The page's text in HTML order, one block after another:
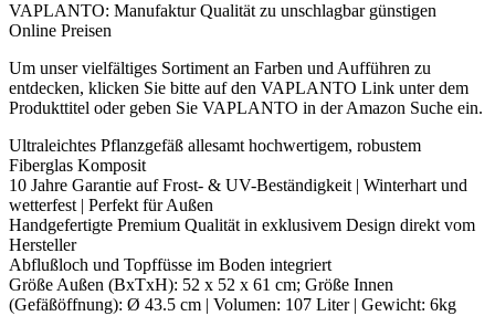
VAPLANTO: Manufaktur Qualität zu unschlagbar günstigen
Online Preisen
Um unser vielfältiges Sortiment an Farben und Aufführen zu
entdecken, klicken Sie bitte auf den VAPLANTO Link unter dem
Produkttitel oder geben Sie VAPLANTO in der Amazon Suche ein.
Ultraleichtes Pflanzgefäß allesamt hochwertigem, robustem
Fiberglas Komposit
10 Jahre Garantie auf Frost- & UV-Beständigkeit | Winterhart und
wetterfest | Perfekt für Außen
Handgefertigte Premium Qualität in exklusivem Design direkt vom
Hersteller
Abflußloch und Topffüsse im Boden integriert
Größe Außen (BxTxH): 52 x 52 x 61 cm; Größe Innen
(Gefäßöffnung): Ø 43.5 cm | Volumen: 107 Liter | Gewicht: 6kg